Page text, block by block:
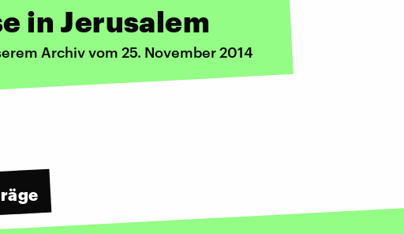
in Jerusalem
Archiv vom 25. November 2014